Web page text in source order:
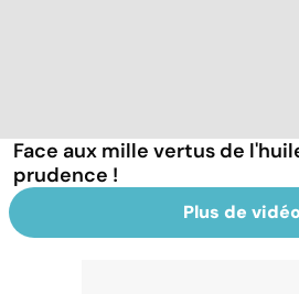
Face aux mille vertus de
prudence !
Plus de